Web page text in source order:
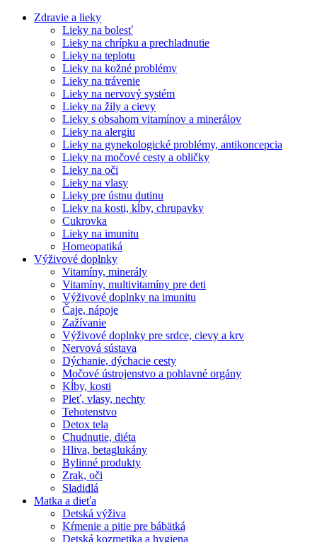
Zdravie a lieky
Lieky na bolesť
Lieky na chrípku a prechladnutie
Lieky na teplotu
Lieky na kožné problémy
Lieky na trávenie
Lieky na nervový systém
Lieky na žily a cievy
Lieky s obsahom vitamínov a minerálov
Lieky na alergiu
Lieky na gynekologické problémy, antikoncepcia
Lieky na močové cesty a obličky
Lieky na oči
Lieky na vlasy
Lieky pre ústnu dutinu
Lieky na kosti, kĺby, chrupavky
Cukrovka
Lieky na imunitu
Homeopatiká
Výživové doplnky
Vitamíny, minerály
Vitamíny, multivitamíny pre deti
Výživové doplnky na imunitu
Čaje, nápoje
Zažívanie
Výživové doplnky pre srdce, cievy a krv
Nervová sústava
Dýchanie, dýchacie cesty
Močové ústrojenstvo a pohlavné orgány
Kĺby, kosti
Pleť, vlasy, nechty
Tehotenstvo
Detox tela
Chudnutie, diéta
Hliva, betaglukány
Bylinné produkty
Zrak, oči
Sladidlá
Matka a dieťa
Detská výživa
Kŕmenie a pitie pre bábätká
Detská kozmetika a hygiena